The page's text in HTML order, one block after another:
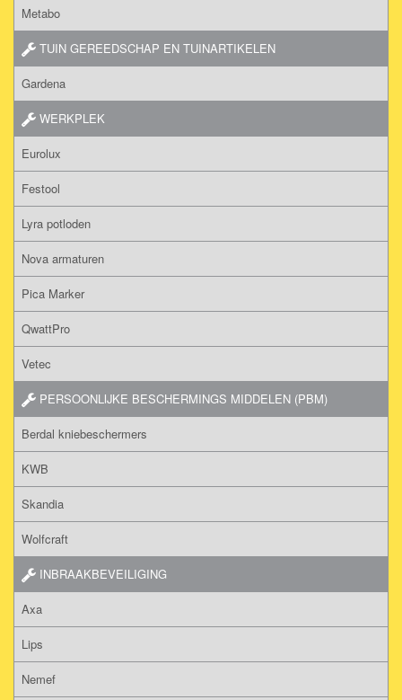
Metabo
TUIN GEREEDSCHAP EN TUINARTIKELEN
Gardena
WERKPLEK
Eurolux
Festool
Lyra potloden
Nova armaturen
Pica Marker
QwattPro
Vetec
PERSOONLIJKE BESCHERMINGS MIDDELEN (PBM)
Berdal kniebeschermers
KWB
Skandia
Wolfcraft
INBRAAKBEVEILIGING
Axa
Lips
Nemef